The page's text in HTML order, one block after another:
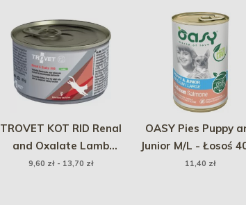
TROVET KOT RID Renal
and Oxalate Lamb
(puszka)
9,60 zł - 13,70 zł
OASY Pies Puppy
Junior M/L - Łosoś
(puszka)
11,40 zł